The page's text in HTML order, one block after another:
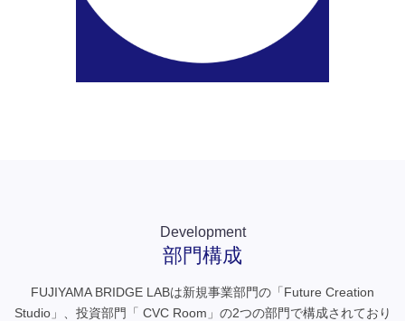
Development
部門構成
FUJIYAMA BRIDGE LABは新規事業部門の「Future Creation
Studio」、投資部門「 CVC Room」の2つの部門で構成されており